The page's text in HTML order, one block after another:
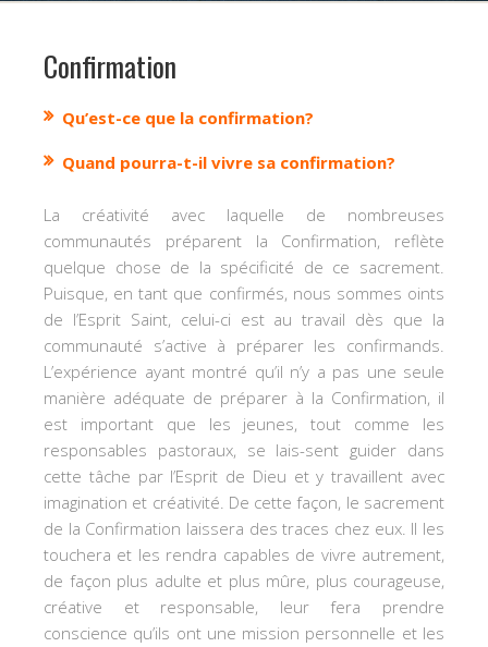
Confirmation
Qu’est-ce que la confirmation?
Quand pourra-t-il vivre sa confirmation?
La créativité avec laquelle de nombreuses
communautés préparent la Confirmation, reflète
quelque chose de la spécificité de ce sacrement.
Puisque, en tant que confirmés, nous sommes oints
de l’Esprit Saint, celui-ci est au travail dès que la
communauté s’active à préparer les confirmands.
L’expérience ayant montré qu’il n’y a pas une seule
manière adéquate de préparer à la Confirmation, il
est important que les jeunes, tout comme les
responsables pastoraux, se lais-sent guider dans
cette tâche par l’Esprit de Dieu et y travaillent avec
imagination et créativité. De cette façon, le sacrement
de la Confirmation laissera des traces chez eux. Il les
touchera et les rendra capables de vivre autrement,
de façon plus adulte et plus mûre, plus courageuse,
créative et responsable, leur fera prendre
conscience qu’ils ont une mission personnelle et les